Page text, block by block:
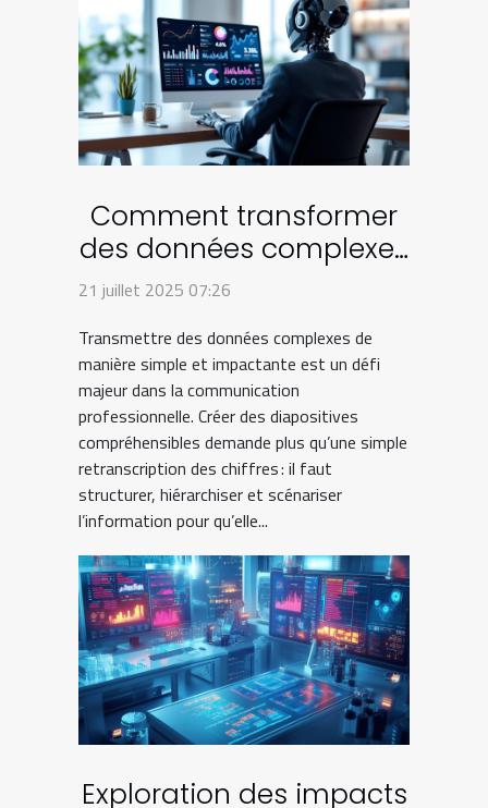
Comment transformer
des données complexes
en diapositives
21 juillet 2025 07:26
Transmettre des données complexes de
manière simple et impactante est un défi
majeur dans la communication
professionnelle. Créer des diapositives
compréhensibles demande plus qu’une simple
retranscription des chiffres : il faut
structurer, hiérarchiser et scénariser
l’information pour qu’elle...
Exploration des impacts